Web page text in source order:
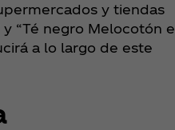
y tiendas
“Té negro Melocotón e
a lo largo de este